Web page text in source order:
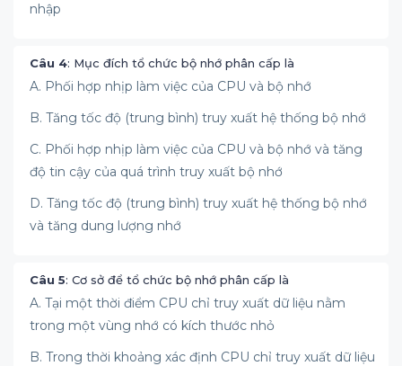
nhập
Câu 4: Mục đích tổ chức bộ nhớ phân cấp là
A. Phối hợp nhịp làm việc của CPU và bộ nhớ
B. Tăng tốc độ (trung bình) truy xuất hệ thống bộ nhớ
C. Phối hợp nhịp làm việc của CPU và bộ nhớ và tăng
độ tin cậy của quá trình truy xuất bộ nhớ
D. Tăng tốc độ (trung bình) truy xuất hệ thống bộ nhớ
và tăng dung lượng nhớ
Câu 5: Cơ sở để tổ chức bộ nhớ phân cấp là
A. Tại một thời điểm CPU chỉ truy xuất dữ liệu nằm
trong một vùng nhớ có kích thước nhỏ
B. Trong thời khoảng xác định CPU chỉ truy xuất dữ liệu